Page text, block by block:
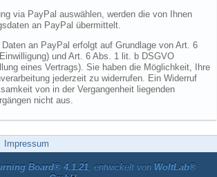
via PayPal auswählen, werden die von Ihnen
an PayPal übermittelt.
an PayPal erfolgt auf Grundlage von Art. 6
und Art. 6 Abs. 1 lit. b DSGVO
eines Vertrags). Sie haben die Möglichkeit, Ihre
jederzeit zu widerrufen. Ein Widerruf
von in der Vergangenheit liegenden
nicht aus.
Impressum
Board® 4.1.21, entwickelt von WoltLab®